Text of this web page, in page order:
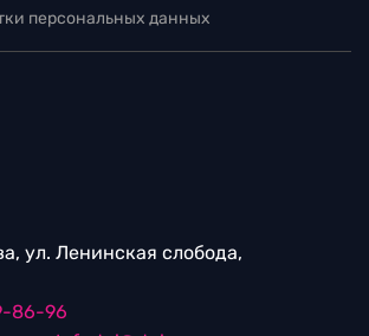
персональных данных
ул. Ленинская слобода,
86-96